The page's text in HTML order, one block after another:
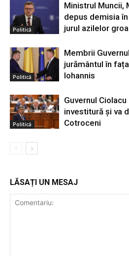
Politică
Ministrul Muncii,
depus demisia
jurul azilelor
Politică
Membrii
jurământul în
Iohannis
Politică
Guvernul
investitură și va
Cotroceni
LĂSAȚI UN MESAJ